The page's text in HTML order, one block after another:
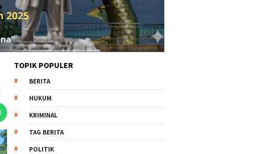
TOPIK POPULER
BERITA
HUKUM
KRIMINAL
TAG BERITA
POLITIK